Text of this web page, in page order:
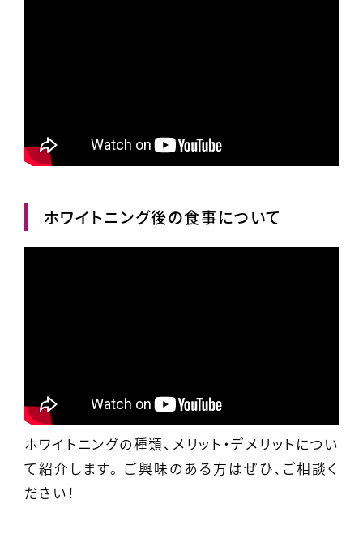
ホワイトニング後の食事について
ホワイトニングの種類、メリット・デメリットについ
て紹介します。 ご興味のある方はぜひ、ご相談く
ださい！